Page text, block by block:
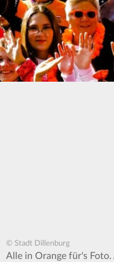
© Stadt Dillenburg
Alle in Orange für's